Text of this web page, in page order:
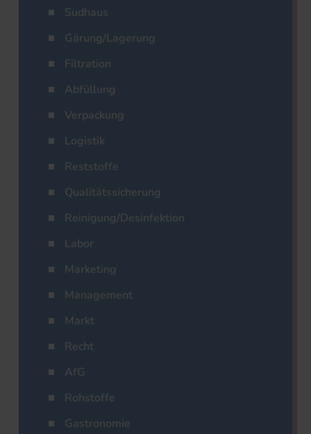
Sudhaus
Gärung/Lagerung
Filtration
Abfüllung
Verpackung
Logistik
Reststoffe
Qualitätssicherung
Reinigung/Desinfektion
Labor
Marketing
Management
Markt
Recht
AfG
Rohstoffe
Gastronomie